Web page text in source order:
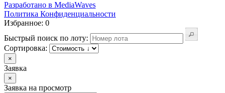
Разработано в MediaWaves
Политика Конфиденциальности
Избранное: 0
Быстрый поиск по лоту:
Сортировка:
×
Заявка
×
Заявка на просмотр